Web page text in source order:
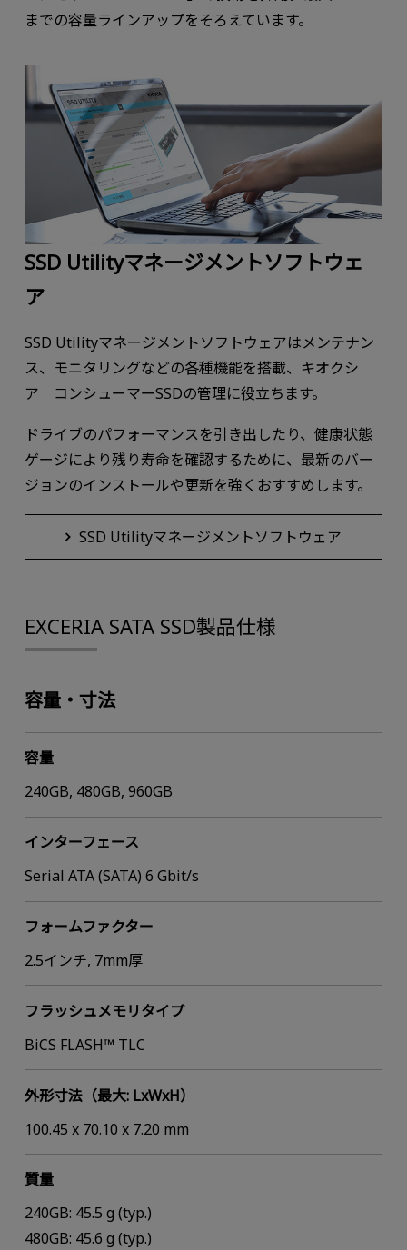
までの容量ラインアップをそろえています。
SSD Utilityマネージメントソフトウェ
ア
SSD Utilityマネージメントソフトウェアはメンテナン
ス、モニタリングなどの各種機能を搭載、キオクシ
ア コンシューマーSSDの管理に役立ちます。
ドライブのパフォーマンスを引き出したり、健康状態
ゲージにより残り寿命を確認するために、最新のバー
ジョンのインストールや更新を強くおすすめします。
SSD Utilityマネージメントソフトウェア
EXCERIA SATA SSD製品仕様
容量・寸法
容量
240GB, 480GB, 960GB
インターフェース
Serial ATA (SATA) 6 Gbit/s
フォームファクター
2.5インチ, 7mm厚
フラッシュメモリタイプ
BiCS FLASH™ TLC
外形寸法（最大: LxWxH）
100.45 x 70.10 x 7.20 mm
質量
240GB: 45.5 g (typ.)
480GB: 45.6 g (typ.)